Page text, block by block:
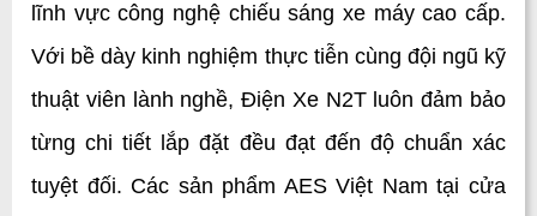
lĩnh vực công nghệ chiếu sáng xe máy cao cấp.
Với bề dày kinh nghiệm thực tiễn cùng đội ngũ kỹ
thuật viên lành nghề, Điện Xe N2T luôn đảm bảo
từng chi tiết lắp đặt đều đạt đến độ chuẩn xác
tuyệt đối. Các sản phẩm AES Việt Nam tại cửa